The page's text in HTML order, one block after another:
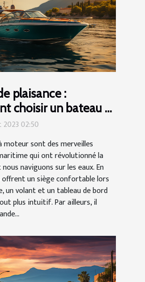
plaisance :
choisir un bateau à
pour une
conviviale ?
02:50
moteur sont des merveilles
qui ont révolutionné la
naviguons sur les eaux. En
un siège confortable lors
un volant et un tableau de bord
plus intuitif. Par ailleurs, il